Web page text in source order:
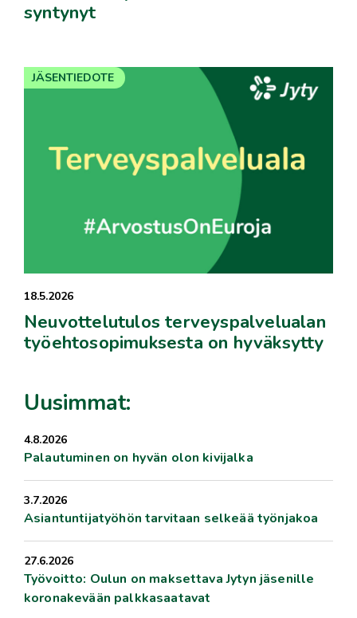
syntynyt
18.5.2026
Neuvottelutulos terveyspalvelualan
työehtosopimuksesta on hyväksytty
JÄSENTIEDOTE
Uusimmat:
4.8.2026
Palautuminen on hyvän olon kivijalka
3.7.2026
Asiantuntijatyöhön tarvitaan selkeää työnjakoa
27.6.2026
Työvoitto: Oulun on maksettava Jytyn jäsenille
koronakevään palkkasaatavat